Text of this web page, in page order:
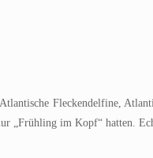
Fleckendelfine,
„Frühling im Kopf“ hatten.